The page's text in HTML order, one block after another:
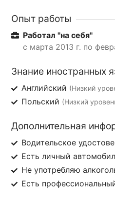
Опыт работы
Работал "на себя"
с марта 2013 г. по
Знание иностранных
Английский (Низкий
Польский (Низкий
Дополнительная
Водительское
Есть личный
Не употребляю
Есть